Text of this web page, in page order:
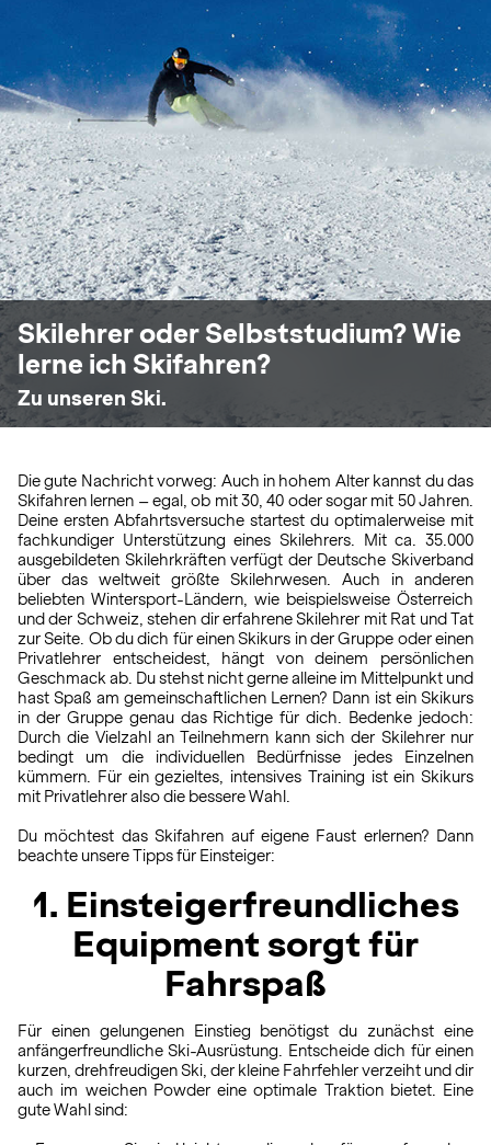
Skilehrer oder Selbststudium? Wie
lerne ich Skifahren?
Zu unseren Ski.
Die gute Nachricht vorweg: Auch in hohem Alter kannst du das
Skifahren lernen – egal, ob mit 30, 40 oder sogar mit 50 Jahren.
Deine ersten Abfahrtsversuche startest du optimalerweise mit
fachkundiger Unterstützung eines Skilehrers. Mit ca. 35.000
ausgebildeten Skilehrkräften verfügt der Deutsche Skiverband
über das weltweit größte Skilehrwesen. Auch in anderen
beliebten Wintersport-Ländern, wie beispielsweise Österreich
und der Schweiz, stehen dir erfahrene Skilehrer mit Rat und Tat
zur Seite. Ob du dich für einen Skikurs in der Gruppe oder einen
Privatlehrer entscheidest, hängt von deinem persönlichen
Geschmack ab. Du stehst nicht gerne alleine im Mittelpunkt und
hast Spaß am gemeinschaftlichen Lernen? Dann ist ein Skikurs
in der Gruppe genau das Richtige für dich. Bedenke jedoch:
Durch die Vielzahl an Teilnehmern kann sich der Skilehrer nur
bedingt um die individuellen Bedürfnisse jedes Einzelnen
kümmern. Für ein gezieltes, intensives Training ist ein Skikurs
mit Privatlehrer also die bessere Wahl.
Du möchtest das Skifahren auf eigene Faust erlernen? Dann
beachte unsere Tipps für Einsteiger:
1. Einsteigerfreundliches
Equipment sorgt für
Fahrspaß
Für einen gelungenen Einstieg benötigst du zunächst eine
anfängerfreundliche Ski-Ausrüstung. Entscheide dich für einen
kurzen, drehfreudigen Ski, der kleine Fahrfehler verzeiht und dir
auch im weichen Powder eine optimale Traktion bietet. Eine
gute Wahl sind: